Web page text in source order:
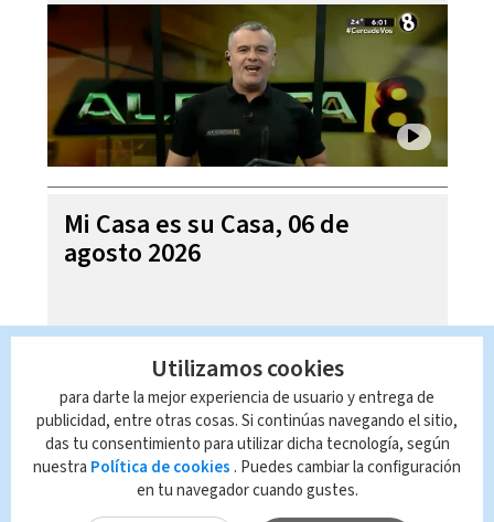
Mi Casa es su Casa, 06 de
agosto 2026
Utilizamos cookies
para darte la mejor experiencia de usuario y entrega de
publicidad, entre otras cosas. Si continúas navegando el sitio,
das tu consentimiento para utilizar dicha tecnología, según
nuestra Política de cookies . Puedes cambiar la configuración
en tu navegador cuando gustes.